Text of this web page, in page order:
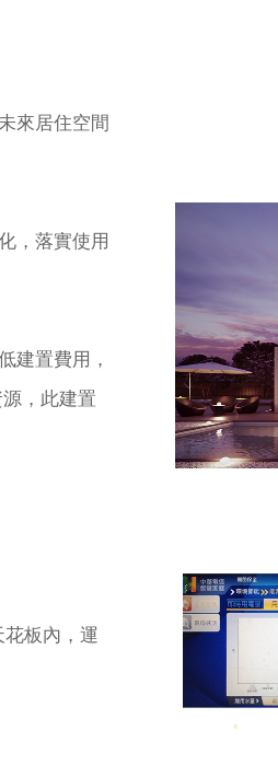
來居住空間
，落實使用
建置費用，
，此建置
花板內，運